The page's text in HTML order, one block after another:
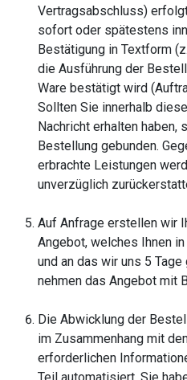
Vertragsabschluss)
sofort oder spätestens
Bestätigung in Textform
die Ausführung der
Ware bestätigt wird
Sollten Sie innerhalb
Nachricht erhalten haben,
Bestellung gebunden.
erbrachte Leistungen
unverzüglich
Auf Anfrage erstellen wir
Angebot, welches Ihnen
und an das wir uns 5
nehmen das Angebot mit
Die Abwicklung der
im Zusammenhang mit
erforderlichen